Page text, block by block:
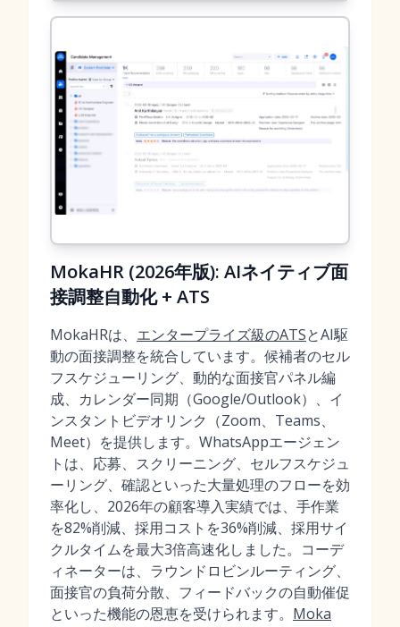
MokaHR (2026年版): AIネイティブ面
接調整自動化 + ATS
MokaHRは、 エンタープライズ級のATSとAI駆
動の面接調整を統合しています。候補者のセル
フスケジューリング、動的な面接官パネル編
成、カレンダー同期（Google/Outlook）、イ
ンスタントビデオリンク（Zoom、Teams、
Meet）を提供します。WhatsAppエージェン
トは、応募、スクリーニング、セルフスケジュ
ーリング、確認といった大量処理のフローを効
率化し、2026年の顧客導入実績では、手作業
を82%削減、採用コストを36%削減、採用サイ
クルタイムを最大3倍高速化しました。コーデ
ィネーターは、ラウンドロビンルーティング、
面接官の負荷分散、フィードバックの自動催促
といった機能の恩恵を受けられます。 Moka